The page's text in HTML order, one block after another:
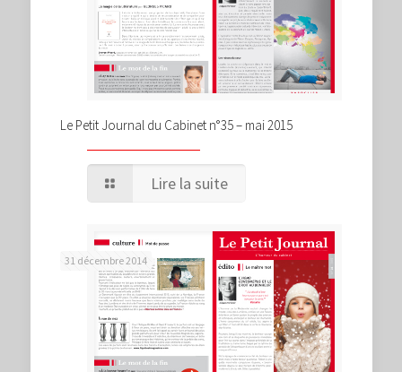
Le Petit Journal du Cabinet n°35 – mai 2015
Lire la suite
31 décembre 2014